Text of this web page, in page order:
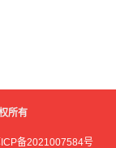
所有
备2021007584号